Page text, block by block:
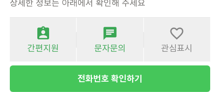
상세한 정보는 아래에서 확인해 주세요
간편지원 문자문의 관심표시
전화번호 확인하기